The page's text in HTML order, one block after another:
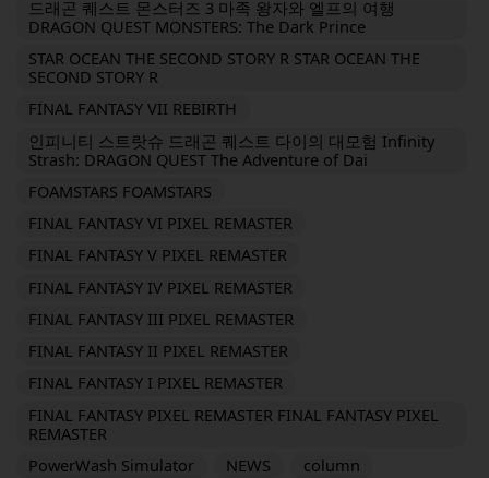
드래곤 퀘스트 몬스터즈 3 마족 왕자와 엘프의 여행
DRAGON QUEST MONSTERS: The Dark Prince
STAR OCEAN THE SECOND STORY R STAR OCEAN THE
SECOND STORY R
FINAL FANTASY VII REBIRTH
인피니티 스트랏슈 드래곤 퀘스트 다이의 대모험 Infinity
Strash: DRAGON QUEST The Adventure of Dai
FOAMSTARS FOAMSTARS
FINAL FANTASY VI PIXEL REMASTER
FINAL FANTASY V PIXEL REMASTER
FINAL FANTASY IV PIXEL REMASTER
FINAL FANTASY III PIXEL REMASTER
FINAL FANTASY II PIXEL REMASTER
FINAL FANTASY I PIXEL REMASTER
FINAL FANTASY PIXEL REMASTER FINAL FANTASY PIXEL
REMASTER
PowerWash Simulator
NEWS
column